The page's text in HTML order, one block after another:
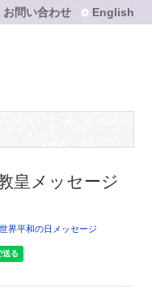
お問い合わせ English
皇メッセージ
世界平和の日メッセージ